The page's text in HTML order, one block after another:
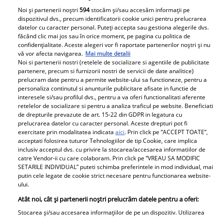
Urmărește-ne pe Facebook Like
Pariază responsabil! Decizia ONJN nr. 821/25.09.2025.
Jocurile de noroc sunt interzise minorilor.
Despre Unica.ro
Publicitate
Echipa Unica.ro
Contact
Știri
GSP
Avantaje
Viva
Noi și partenerii noștri594stocăm și/sau accesăm informații pe
dispozitivul dvs., precum identificatorii cookie unici pentru prelucrarea
datelor cu caracter personal. Puteți accepta sau gestiona alegerile dvs.
făcând clic mai jos sau în orice moment, pe pagina cu politica de
confidențialitate. Aceste alegeri vor fi raportate partenerilor noștri și nu
vă vor afecta navigarea. Mai multe detalii
Noi si partenerii nostri (retelele de socializare si agentiile de publicitate
partenere, precum si furnizorii nostri de servicii de date analitice)
prelucram date pentru a permite website-ului sa functioneze, pentru a
personaliza continutul si anunturile publicitare afisate in functie de
interesele si/sau profilul dvs., pentru a va oferi functionalitati aferente
retelelor de socializare si pentru a analiza traficul pe website. Beneficiati
de drepturile prevazute de art. 15-22 din GDPR in legatura cu
prelucrarea datelor cu caracter personal. Aceste drepturi pot fi
exercitate prin modalitatea indicataaici. Prin click pe “ACCEPT TOATE”,
acceptati folosirea tuturor Tehnologiilor de tip Cookie, care implica
inclusiv acceptul dvs. cu privire la stocarea/accesarea informatiilor de
catre Vendor-ii cu care colaboram. Prin click pe “VREAU SA MODIFIC
SETARILE INDIVIDUAL” puteti schimba preferintele in mod individual, mai
putin cele legate de cookie strict necesare pentru functionarea website-
ului.
Atât noi, cât și partenerii noștri prelucrăm datele pentru a oferi:
Stocarea și/sau accesarea informațiilor de pe un dispozitiv. Utilizarea